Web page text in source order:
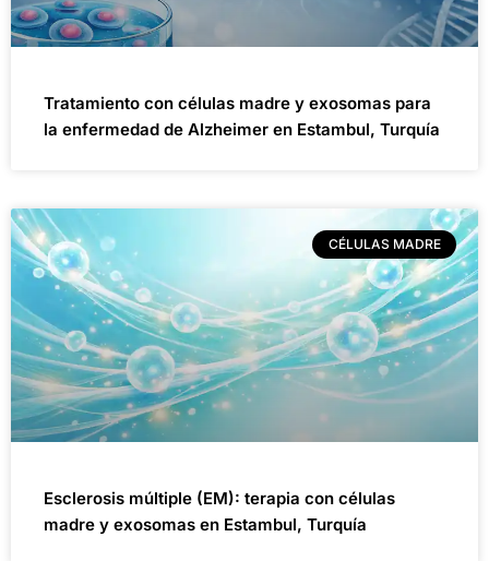
Tratamiento con células madre y exosomas para
la enfermedad de Alzheimer en Estambul, Turquía
CÉLULAS MADRE
Esclerosis múltiple (EM): terapia con células
madre y exosomas en Estambul, Turquía